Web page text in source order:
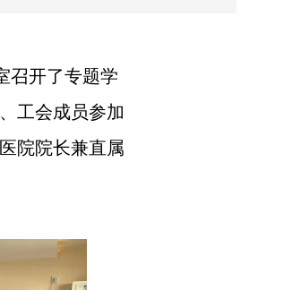
召开了专题学
工会成员参加
院院长兼直属